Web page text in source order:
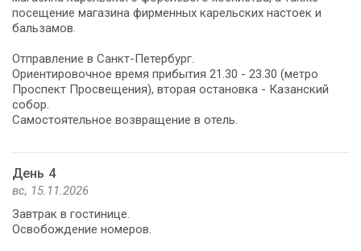
посещение магазина фирменных карельских настоек и
бальзамов.
Отправление в Санкт-Петербург.
Ориентировочное время прибытия 21.30 - 23.30 (метро
Проспект Просвещения), вторая остановка - Казанский
собор.
Самостоятельное возвращение в отель.
День 4
вс, 15.11.2026
Завтрак в гостинице.
Освобождение номеров.